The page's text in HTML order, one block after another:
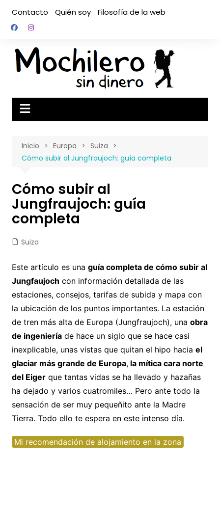
contenido
Contacto Quién soy Filosofía de la web
Inicio Europa
Suiza
Cómo subir al Jungfraujoch: guía completa
Cómo subir al
Jungfraujoch: guía
completa
Suiza
Este artículo es una guía completa de cómo subir al
Jungfaujoch con información detallada de las
estaciones, consejos, tarifas de subida y mapa con
la ubicación de los puntos importantes. La estación
de tren más alta de Europa (Jungfraujoch), una obra
de ingenieríade hace un siglo que se hace casi
inexplicable, unas vistas que quitan el hipo hacia el
glaciar más grande de Europa,la mítica cara norte
del Eigerque tantas vidas se ha llevado y hazañas
ha dejado y varios cuatromiles… Pero ante todo la
sensación de ser muy pequeñito ante la Madre
Tierra. Todo ello te espera en este intenso día.
Mi recomendación de alojamiento en la zona